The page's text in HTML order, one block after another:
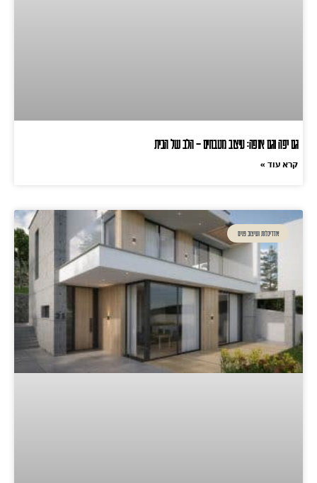
גם יפה וגם אופה: עיצוב מטבחים – הלב של הבית
קרא עוד »
אדריכלות ועיצוב פנים